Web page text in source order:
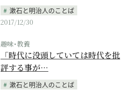
漱石と明治人のことば
2017/12/30
趣味･教養
「時代に没頭していては時代を批
評する事が…
漱石と明治人のことば